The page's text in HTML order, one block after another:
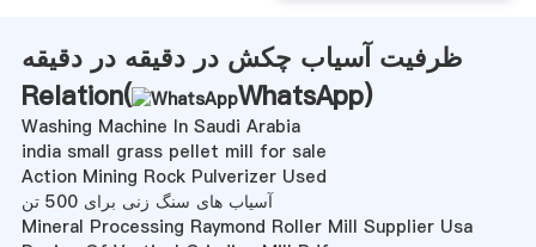
ظرفیت آسیاب چکش در دقیقه در دقیقه
Relation(
WhatsApp)
Washing Machine In Saudi Arabia
india small grass pellet mill for sale
Action Mining Rock Pulverizer Used
آسیاب های سنگ زنی برای 500 تن
Mineral Processing Raymond Roller Mill Supplier Usa